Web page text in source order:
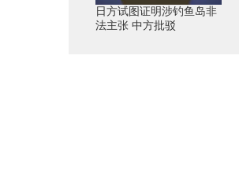
日方试图证明涉钓鱼岛非
法主张 中方批驳